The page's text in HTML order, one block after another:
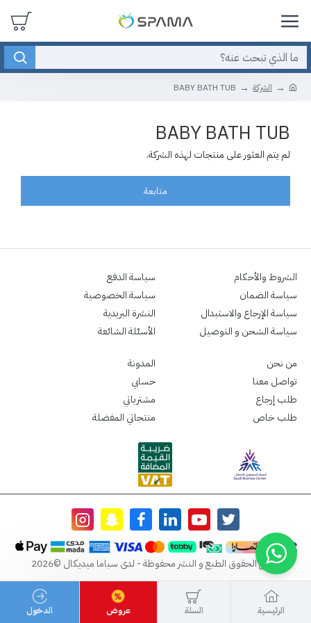
الشركة BABY BATH TUB
BABY BATH TUB
لم يتم العثور على منتجات لهذه الشركة.
متابعة
الشروط والأحكام
سياسة الضمان
سياسة الإرجاع والاستبدال
سياسة الشحن و التوصيل
سياسة الدفع
سياسة الخصوصية
النشرة البريدية
الأسئلة الشائعة
من نحن
تواصل معنا
طلب إرجاع
طلب خاص
المدونة
حسابي
مشترياتي
منتجاتي المفضلة
جميع الحقوق الطبع و النشر محفوظة - لدى سباما ميديكال ©2026
الرئيسية السلة عروض الدخول